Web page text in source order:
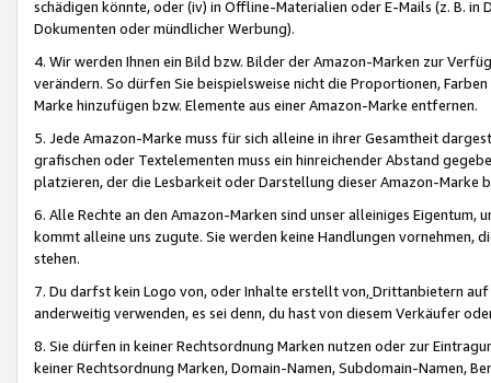
schädigen könnte, oder (iv) in Offline-Materialien oder E-Mails (z. B. in
Dokumenten oder mündlicher Werbung).
4. Wir werden Ihnen ein Bild bzw. Bilder der Amazon-Marken zur
verändern. So dürfen Sie beispielsweise nicht die Proportionen,
Marke hinzufügen bzw. Elemente aus einer Amazon-Marke entfernen.
5. Jede Amazon-Marke muss für sich alleine in ihrer Gesamtheit
grafischen oder Textelementen muss ein hinreichender Abstand
platzieren, der die Lesbarkeit oder Darstellung dieser Amazon-Marke
6. Alle Rechte an den Amazon-Marken sind unser alleiniges
kommt alleine uns zugute. Sie werden keine Handlungen vornehmen,
stehen.
7. Du darfst kein Logo von, oder Inhalte erstellt von,Drittanbietern auf
anderweitig verwenden, es sei denn, du hast von diesem Verkäufer
8. Sie dürfen in keiner Rechtsordnung Marken nutzen oder zur
keiner Rechtsordnung Marken, Domain-Namen, Subdomain-Namen,